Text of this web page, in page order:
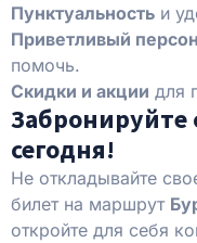
Пунктуальность и
Приветливый
помочь.
Скидки и акции для
Забронируйте
сегодня!
Не откладывайте
билет на маршрут
откройте для себя